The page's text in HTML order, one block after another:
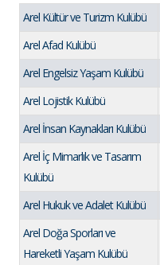
Arel Kültür ve Turizm Kulübü
Arel Afad Kulübü
Arel Engelsiz Yaşam Kulübü
Arel Lojistik Kulübü
Arel İnsan Kaynakları Kulübü
Arel İç Mimarlık ve Tasarım
Kulübü
Arel Hukuk ve Adalet Kulübü
Arel Doğa Sporları ve
Hareketli Yaşam Kulübü